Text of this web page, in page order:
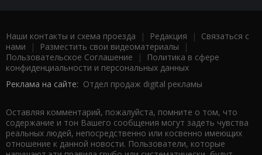
Наши контакты и схема проезда | Редакция | Связаться с
нами | Разместить свои видеоматериалы |
Пользовательское Соглашение |
Политика в сфере
конфиденциальности и персональных данных
Реклама на сайте: Отдел продаж digital рекламы
Оставляя комментарий, пожалуйста, помните о том, что
содержание и тон Вашего сообщения могут задеть чувства
реальных людей, непосредственно или косвенно имеющих
отношение к данной новости. Пользователи, которые